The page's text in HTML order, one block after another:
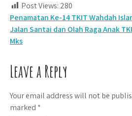
Post Views: 280
Post
navigation
Penamatan Ke-14 TKIT Wahdah
Jalan Santai dan Olah Raga Anak
Mks
Leave a Reply
Your email address will not be
marked *